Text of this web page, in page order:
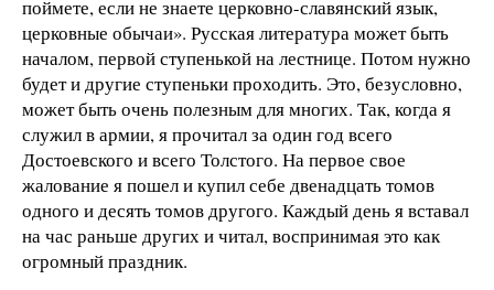
поймете, если не знаете церковно-славянский язык,
церковные обычаи». Русская литература может быть
началом, первой ступенькой на лестнице. Потом нужно
будет и другие ступеньки проходить. Это, безусловно,
может быть очень полезным для многих. Так, когда я
служил в армии, я прочитал за один год всего
Достоевского и всего Толстого. На первое свое
жалование я пошел и купил себе двенадцать томов
одного и десять томов другого. Каждый день я вставал
на час раньше других и читал, воспринимая это как
огромный праздник.